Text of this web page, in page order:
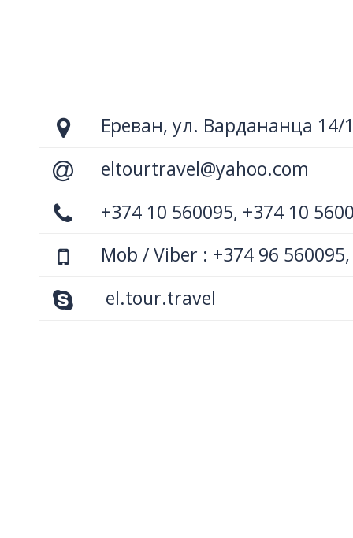
Ереван, ул. Вардананца 14/
eltourtravel@yahoo.com
+374 10 560095, +374 10
Mob / Viber : +374 96
el.tour.travel